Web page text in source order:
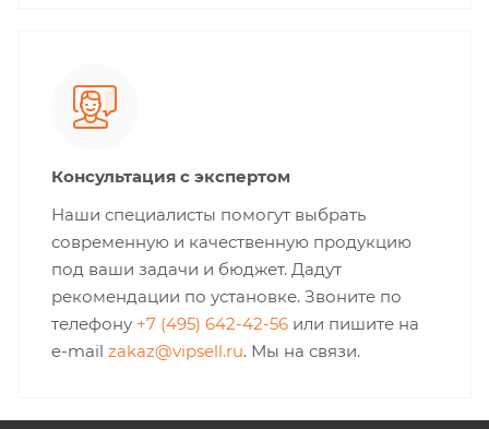
Консультация с экспертом
Наши специалисты помогут выбрать
современную и качественную продукцию
под ваши задачи и бюджет. Дадут
рекомендации по установке. Звоните по
телефону +7 (495) 642-42-56 или пишите на
e-mail zakaz@vipsell.ru. Мы на связи.